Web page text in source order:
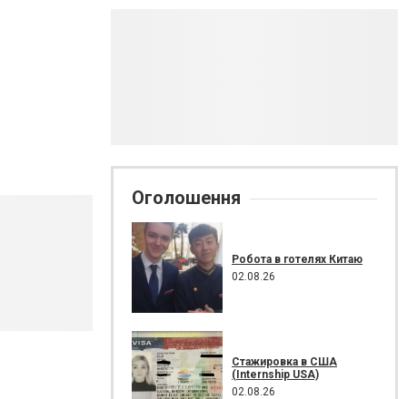
Оголошення
Робота в готелях Китаю
02.08.26
Стажировка в США
(Internship USA)
02.08.26